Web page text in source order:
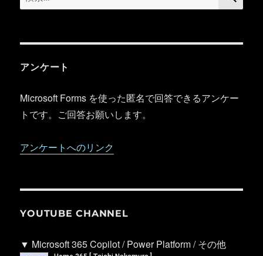
索:
アンケート
Microsoft Forms を使った匿名で回答できるアンケー
トです。ご回答お願いします。
アンケートへのリンク
YOUTUBE CHANNEL
▼ Microsoft 365 Copilot / Power Platform / その他